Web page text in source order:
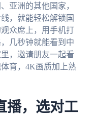
亚洲的其他国家，
，就能轻松解锁国
众席上，用手机打
几秒钟就能看到中
，邀请朋友一起看
育，4K画质加上熟
播，选对工